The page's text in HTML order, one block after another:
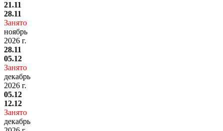
21.11
28.11
Занято
ноябрь
2026 г.
28.11
05.12
Занято
декабрь
2026 г.
05.12
12.12
Занято
декабрь